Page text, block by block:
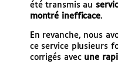
été transmis au
montré inefficace.
En revanche, nous
ce service plusieurs
corrigés avec une